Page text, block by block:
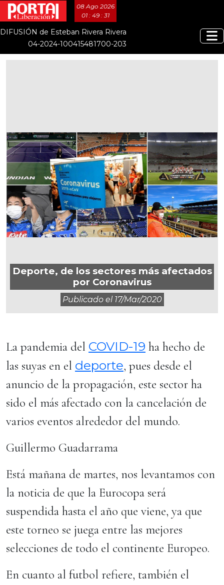
08 Ago 2026
01 : 49 : 31
DIFUSIÓN de Esteban Rivera Rivera
04-2024-100415481700-203
Deporte, de los sectores más afectados
por Coronavirus
Publicado el 17/mar/2020
La pandemia del COVID-19 ha hecho de
las suyas en el deporte, pues desde el
anuncio de la propagación, este sector ha
sido el más afectado con la cancelación de
varios eventos alrededor del mundo.
Guillermo Guadarrama
Está mañana de martes, nos levantamos con
la noticia de que la Eurocopa será
suspendida hasta el año que viene, ya que
este torneo se juega entre las mejores
selecciones de todo el continente Europeo.
En cuanto al futbol refiere, también el